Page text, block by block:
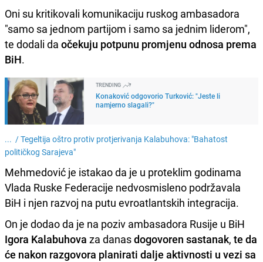
Oni su kritikovali komunikaciju ruskog ambasadora
"samo sa jednom partijom i samo sa jednim liderom",
te dodali da očekuju potpunu promjenu odnosa prema
BiH.
TRENDING
Konaković odgovorio Turković: "Jeste li
namjerno slagali?"
... /Tegeltija oštro protiv protjerivanja Kalabuhova: "Bahatost
političkog Sarajeva"
Mehmedović je istakao da je u proteklim godinama
Vlada Ruske Federacije nedvosmisleno podržavala
BiH i njen razvoj na putu evroatlantskih integracija.
On je dodao da je na poziv ambasadora Rusije u BiH
Igora Kalabuhova za danasdogovoren sastanak, te da
će nakon razgovora planirati dalje aktivnosti u vezi sa